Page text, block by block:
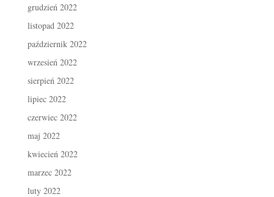
grudzień 2022
listopad 2022
październik 2022
wrzesień 2022
sierpień 2022
lipiec 2022
czerwiec 2022
maj 2022
kwiecień 2022
marzec 2022
luty 2022